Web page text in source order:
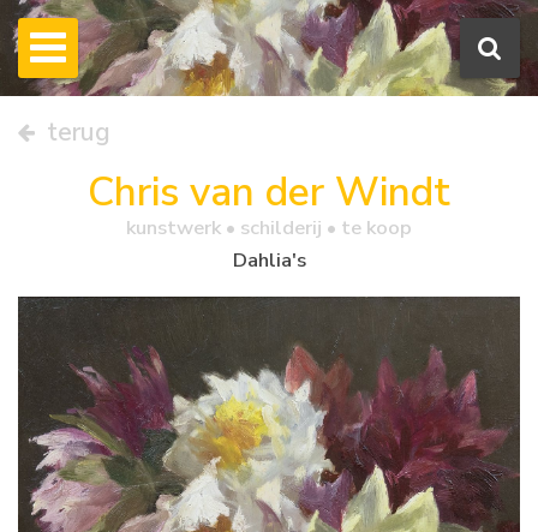
terug
Chris van der Windt
kunstwerk • schilderij • te koop
Dahlia's